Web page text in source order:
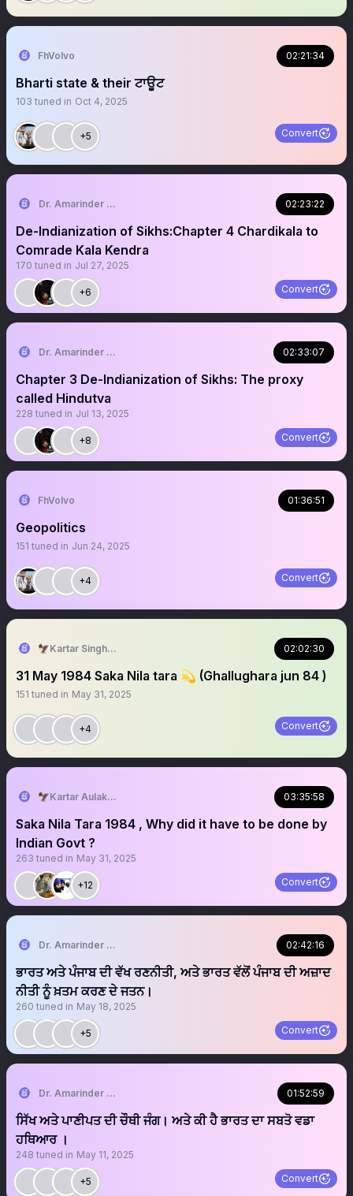
FhVolvo 02:21:34
Bharti state & their ਟਾਊਟ
103 tuned in Oct 4, 2025
+5 Convert
Dr. Amarinder Singh | ਅਮਰਿੰਦਰ ਸਿੰਘ 02:23:22
De-Indianization of Sikhs:Chapter 4 Chardikala to
Comrade Kala Kendra
170 tuned in Jul 27, 2025
+6 Convert
Dr. Amarinder Singh | ਅਮਰਿੰਦਰ ਸਿੰਘ 02:33:07
Chapter 3 De-Indianization of Sikhs: The proxy
called Hindutva
228 tuned in Jul 13, 2025
+8 Convert
FhVolvo 01:36:51
Geopolitics
151 tuned in Jun 24, 2025
+4 Convert
🦅Kartar Singh 🌾(ਭਿੰਡਰਾਂਵਾਲੇ) 02:02:30
31 May 1984 Saka Nila tara 💫 (Ghallughara jun 84 )
151 tuned in May 31, 2025
+4 Convert
🦅Kartar Aulakh 🌾 03:35:58
Saka Nila Tara 1984 , Why did it have to be done by
Indian Govt ?
263 tuned in May 31, 2025
+12 Convert
Dr. Amarinder Singh | ਅਮਰਿੰਦਰ ਸਿੰਘ 02:42:16
ਭਾਰਤ ਅਤੇ ਪੰਜਾਬ ਦੀ ਵੱਖ ਰਣਨੀਤੀ, ਅਤੇ ਭਾਰਤ ਵੱਲੋਂ ਪੰਜਾਬ ਦੀ ਅਜ਼ਾਦ
ਨੀਤੀ ਨੂੰ ਖ਼ਤਮ ਕਰਣ ਦੇ ਜਤਨ।
260 tuned in May 18, 2025
+5 Convert
Dr. Amarinder Singh | ਅਮਰਿੰਦਰ ਸਿੰਘ 01:52:59
ਸਿੱਖ ਅਤੇ ਪਾਣੀਪਤ ਦੀ ਚੌਥੀ ਜੰਗ। ਅਤੇ ਕੀ ਹੈ ਭਾਰਤ ਦਾ ਸਬਤੋ ਵਡਾ
ਹਥਿਆਰ ।
248 tuned in May 11, 2025
+5 Convert